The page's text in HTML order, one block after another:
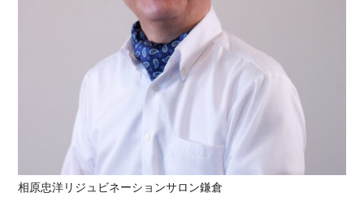
相原忠洋リジュビネーションサロン鎌倉